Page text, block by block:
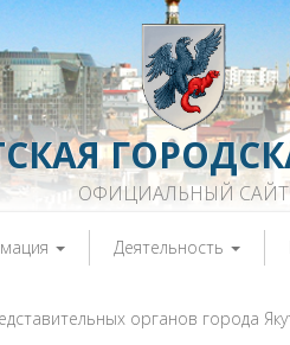
ОФИЦИАЛЬНЫЙ САЙТ
Деятельность
органов города